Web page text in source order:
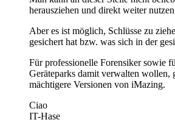
herausziehen und direkt weiter
Aber es ist möglich, Schlüsse zu
gesichert hat bzw. was sich in der
Für professionelle Forensiker sowie
Geräteparks damit verwalten wollen,
mächtigere Versionen von iMazing.
Ciao
IT-Hase